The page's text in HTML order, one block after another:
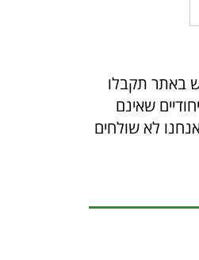
באתר תקבלו
שאינם
לא שולחים